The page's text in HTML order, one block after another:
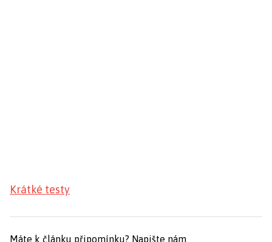
Krátké testy
Máte k článku připomínku? Napište nám